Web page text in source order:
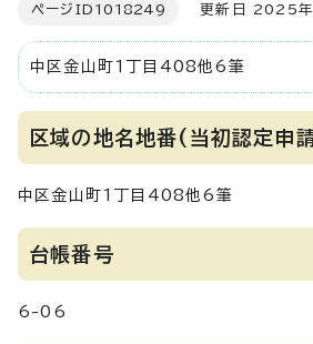
ページID 1018249 更新日 2025年
中区金山町1丁目408他6筆
区域の地名地番(当初認定申
中区金山町1丁目408他6筆
台帳番号
6-06